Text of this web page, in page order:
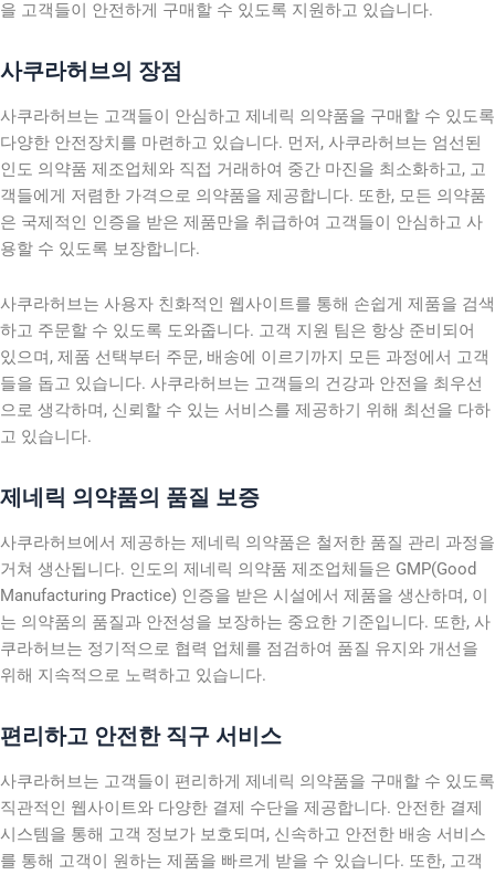
을 고객들이 안전하게 구매할 수 있도록 지원하고 있습니다.
사쿠라허브의 장점
사쿠라허브는 고객들이 안심하고 제네릭 의약품을 구매할 수 있도록
다양한 안전장치를 마련하고 있습니다. 먼저, 사쿠라허브는 엄선된
인도 의약품 제조업체와 직접 거래하여 중간 마진을 최소화하고, 고
객들에게 저렴한 가격으로 의약품을 제공합니다. 또한, 모든 의약품
은 국제적인 인증을 받은 제품만을 취급하여 고객들이 안심하고 사
용할 수 있도록 보장합니다.
사쿠라허브는 사용자 친화적인 웹사이트를 통해 손쉽게 제품을 검색
하고 주문할 수 있도록 도와줍니다. 고객 지원 팀은 항상 준비되어
있으며, 제품 선택부터 주문, 배송에 이르기까지 모든 과정에서 고객
들을 돕고 있습니다. 사쿠라허브는 고객들의 건강과 안전을 최우선
으로 생각하며, 신뢰할 수 있는 서비스를 제공하기 위해 최선을 다하
고 있습니다.
제네릭 의약품의 품질 보증
사쿠라허브에서 제공하는 제네릭 의약품은 철저한 품질 관리 과정을
거쳐 생산됩니다. 인도의 제네릭 의약품 제조업체들은 GMP(Good
Manufacturing Practice) 인증을 받은 시설에서 제품을 생산하며, 이
는 의약품의 품질과 안전성을 보장하는 중요한 기준입니다. 또한, 사
쿠라허브는 정기적으로 협력 업체를 점검하여 품질 유지와 개선을
위해 지속적으로 노력하고 있습니다.
편리하고 안전한 직구 서비스
사쿠라허브는 고객들이 편리하게 제네릭 의약품을 구매할 수 있도록
직관적인 웹사이트와 다양한 결제 수단을 제공합니다. 안전한 결제
시스템을 통해 고객 정보가 보호되며, 신속하고 안전한 배송 서비스
를 통해 고객이 원하는 제품을 빠르게 받을 수 있습니다. 또한, 고객